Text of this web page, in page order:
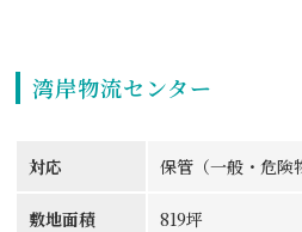
湾岸物流センター
対応 保管（一般・危険
敷地面積 819坪